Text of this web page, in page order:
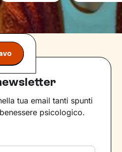
tua email tanti spunti
psicologico.